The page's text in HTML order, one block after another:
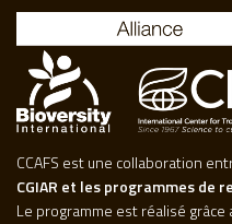
CCAFS est une collaboration
CGIAR et les programmes de
Le programme est réalisé grâce